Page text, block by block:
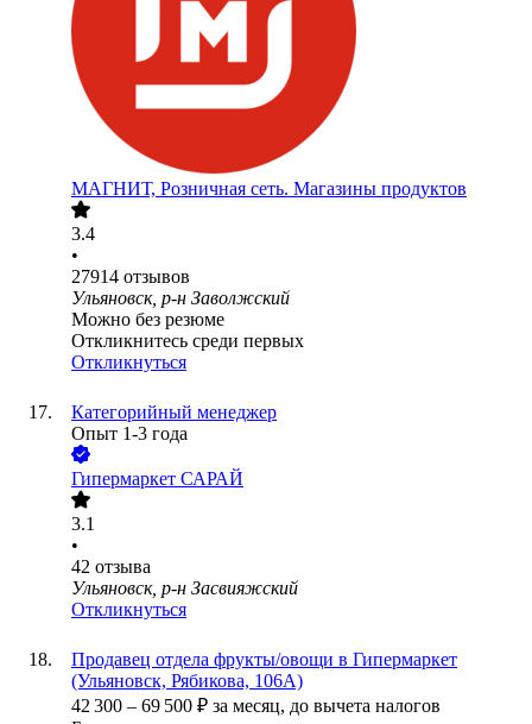
МАГНИТ, Розничная сеть. Магазины продуктов
3.4
•
27914 отзывов
Ульяновск, р-н Заволжский
Можно без резюме
Откликнитесь среди первых
Откликнуться
Категорийный менеджер
Опыт 1-3 года
Гипермаркет САРАЙ
3.1
•
42 отзыва
Ульяновск, р-н Засвияжский
Откликнуться
Продавец отдела фрукты/овощи в Гипермаркет
(Ульяновск, Рябикова, 106А)
42 300 – 69 500 ₽ за месяц, до вычета налогов